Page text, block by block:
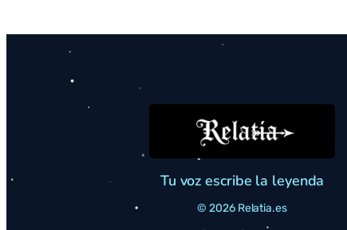
Tu voz escribe la leyenda
© 2026 Relatia.es